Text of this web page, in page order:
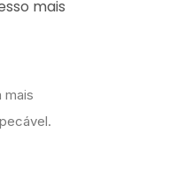
mais
mais